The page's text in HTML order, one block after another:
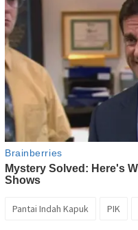
Pantai Indah Kapuk PIK